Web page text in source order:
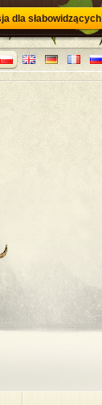
dla słabowidzących